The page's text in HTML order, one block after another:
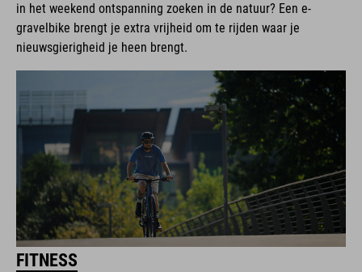
in het weekend ontspanning zoeken in de natuur? Een e-
gravelbike brengt je extra vrijheid om te rijden waar je
nieuwsgierigheid je heen brengt.
FITNESS